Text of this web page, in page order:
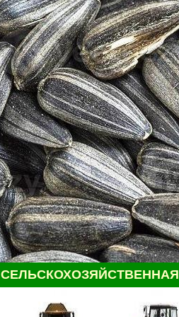
СЕЛЬСКОХОЗЯЙСТВЕННАЯ